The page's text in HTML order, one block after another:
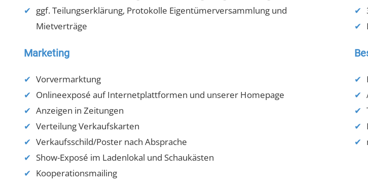
ggf. Teilungserklärung, Protokolle Eigentümerversammlung und
Mietverträge
Marketing
Vorvermarktung
Onlineexposé auf Internetplattformen und unserer Homepage
Anzeigen in Zeitungen
Verteilung Verkaufskarten
Verkaufsschild/Poster nach Absprache
Show-Exposé im Ladenlokal und Schaukästen
Kooperationsmailing